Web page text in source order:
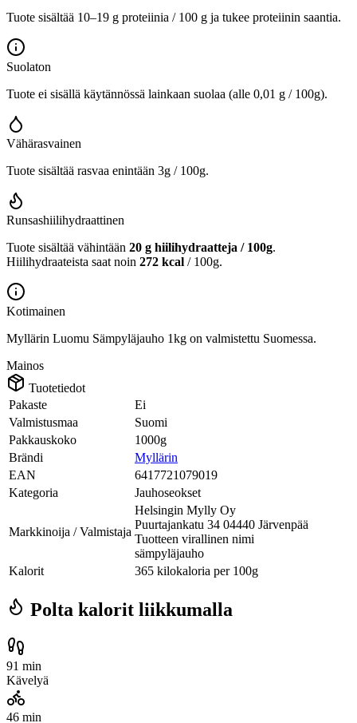
Tuote sisältää 10–19 g proteiinia / 100 g ja tukee proteiinin saantia.
Suolaton
Tuote ei sisällä käytännössä lainkaan suolaa (alle 0,01 g / 100g).
Vähärasvainen
Tuote sisältää rasvaa enintään 3g / 100g.
Runsashiilihydraattinen
Tuote sisältää vähintään 20 g hiilihydraatteja / 100g.
Hiilihydraateista saat noin 272 kcal / 100g.
Kotimainen
Myllärin Luomu Sämpyläjauho 1kg on valmistettu Suomessa.
Mainos
Tuotetiedot
Pakaste
Ei
Valmistusmaa
Suomi
Pakkauskoko
1000g
Brändi
Myllärin
EAN
6417721079019
Kategoria
Jauhoseokset
Markkinoija / Valmistaja
Helsingin Mylly Oy
Puurtajankatu 34 04440 Järvenpää
Tuotteen virallinen nimi
sämpyläjauho
Kalorit
365 kilokaloria per 100g
Polta kalorit liikkumalla
91 min
Kävelyä
46 min